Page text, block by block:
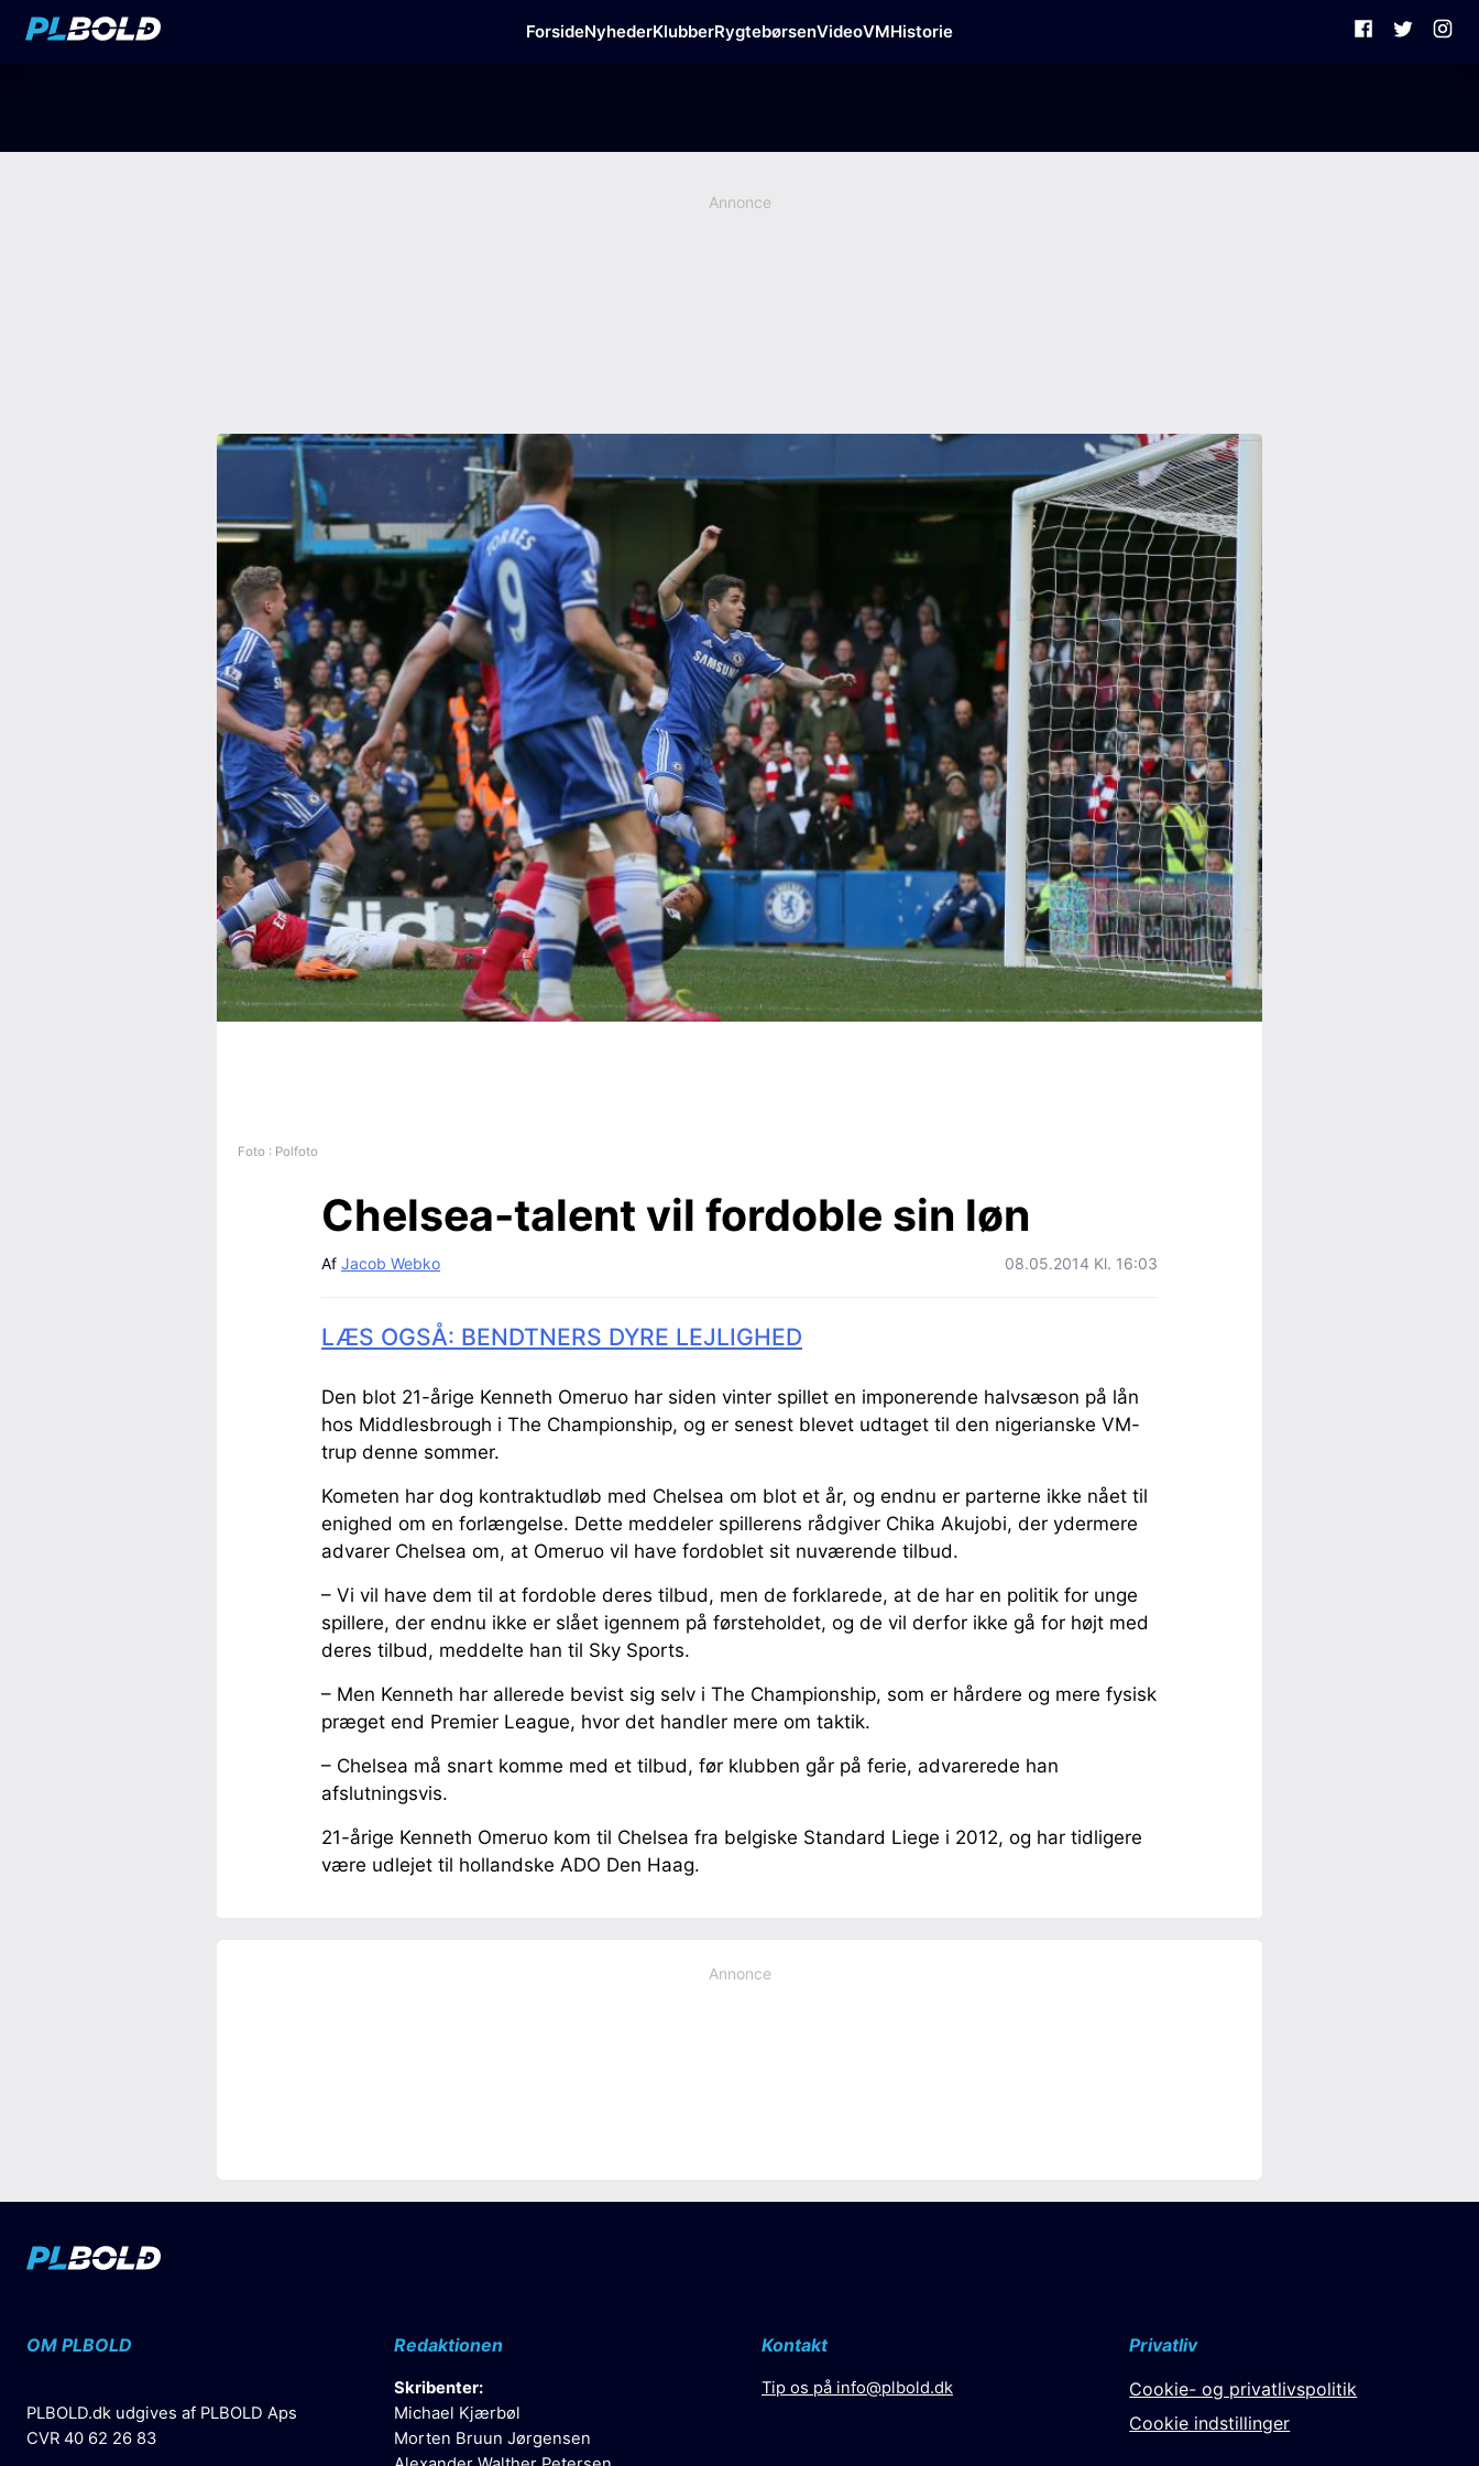
ForsideNyhederKlubberRygtebørsenVideoVMHistorie
Annonce
Foto : Polfoto
Chelsea-talent vil fordoble sin løn
Af Jacob Webko 08.05.2014 Kl. 16:03
LÆS OGSÅ: BENDTNERS DYRE LEJLIGHED
Den blot 21-årige Kenneth Omeruo har siden vinter spillet en imponerende halvsæson på lån
hos Middlesbrough i The Championship, og er senest blevet udtaget til den nigerianske VM-
trup denne sommer.
Kometen har dog kontraktudløb med Chelsea om blot et år, og endnu er parterne ikke nået til
enighed om en forlængelse. Dette meddeler spillerens rådgiver Chika Akujobi, der ydermere
advarer Chelsea om, at Omeruo vil have fordoblet sit nuværende tilbud.
– Vi vil have dem til at fordoble deres tilbud, men de forklarede, at de har en politik for unge
spillere, der endnu ikke er slået igennem på førsteholdet, og de vil derfor ikke gå for højt med
deres tilbud, meddelte han til Sky Sports.
– Men Kenneth har allerede bevist sig selv i The Championship, som er hårdere og mere fysisk
præget end Premier League, hvor det handler mere om taktik.
– Chelsea må snart komme med et tilbud, før klubben går på ferie, advarerede han
afslutningsvis.
21-årige Kenneth Omeruo kom til Chelsea fra belgiske Standard Liege i 2012, og har tidligere
være udlejet til hollandske ADO Den Haag.
Annonce
OM PLBOLD
PLBOLD.dk udgives af PLBOLD Aps
CVR 40 62 26 83
Redaktionen
Skribenter:
Michael Kjærbøl
Morten Bruun Jørgensen
Kontakt
Tip os på info@plbold.dk
Privatliv
Cookie- og privatlivspolitik
Cookie indstillinger